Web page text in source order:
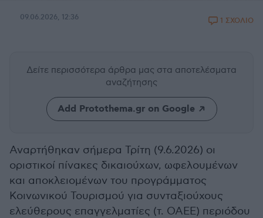
09.06.2026, 12:36 1 ΣΧΟΛΙΟ
Δείτε περισσότερα άρθρα μας στα αποτελέσματα
αναζήτησης
Add Protothema.gr on Google
Αναρτήθηκαν σήμερα Τρίτη (9.6.2026) οι
οριστικοί πίνακες δικαιούχων, ωφελουμένων
και αποκλειομένων του προγράμματος
Κοινωνικού Τουρισμού για συνταξιούχους
ελεύθερους επαγγελματίες (τ. ΟΑΕΕ) περιόδου